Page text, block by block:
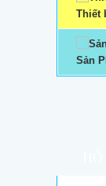
Thiết
Sản